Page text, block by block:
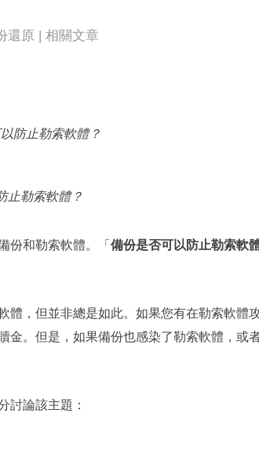
還原 | 相關文章
防止勒索軟體？
止勒索軟體？
份和勒索軟體。「 備份是否可以防止勒索軟
體，但並非總是如此。如果您有在勒索軟體
金。但是，如果備份也感染了勒索軟體，或
討論該主題：